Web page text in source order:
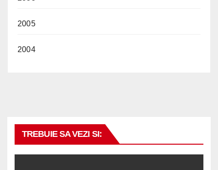
2005
2004
TREBUIE SA VEZI SI: